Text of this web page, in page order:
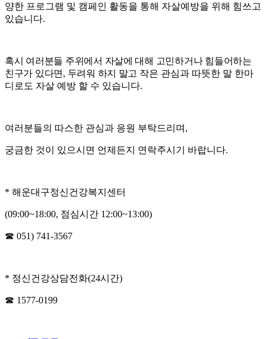
양한 프로그램 및 캠페인 활동을 통해 자살예방을 위해 힘쓰고
있습니다.
혹시 여러분들 주위에서 자살에 대해 고민하거나 힘들어하는
친구가 있다면 , 두려워 하지 말고 작은 관심과 따뜻한 말 한마
디로도 자살 예방 할 수 있습니다.
여러분들의 따스한 관심과 응원 부탁드리며 ,
궁금한 것이 있으시면 언제든지 연락주시기 바랍니다.
* 해운대구정신건강복지센터
(09:00~18:00, 점심시간 12:00~13:00)
☎ 051) 741-3567
* 정신건강상담전화(24시간)
☎ 1577-0199